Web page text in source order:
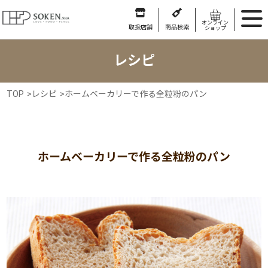
取扱店舗 商品検索
オンライン
ショップ
レシピ
TOP > レシピ >ホームベーカリーで作る全粒粉のパン
ホームベーカリーで作る全粒粉のパン